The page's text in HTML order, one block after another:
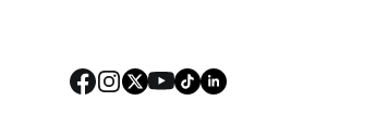
FACEBOOK
Instagram
X YouTube
TIKTOKLINKED IN